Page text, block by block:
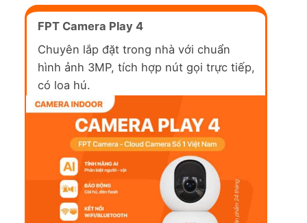
FPT Camera Play 4
Chuyên lắp đặt trong nhà với chuẩn
hình ảnh 3MP, tích hợp nút gọi trực tiếp,
có loa hú.